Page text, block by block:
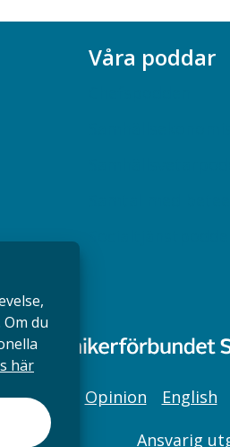
Våra poddar
Opinion English
Ansvarig
du
här